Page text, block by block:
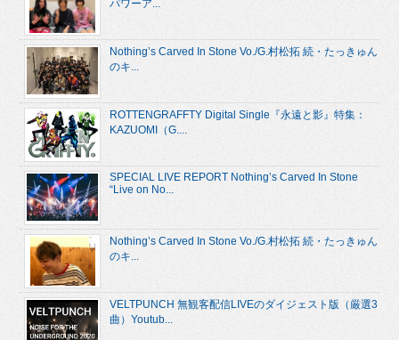
パワーア...
Nothing’s Carved In Stone Vo./G.村松拓 続・たっきゅん
のキ...
ROTTENGRAFFTY Digital Single『永遠と影』特集：
KAZUOMI（G....
SPECIAL LIVE REPORT Nothing’s Carved In Stone
“Live on No...
Nothing’s Carved In Stone Vo./G.村松拓 続・たっきゅん
のキ...
VELTPUNCH 無観客配信LIVEのダイジェスト版（厳選3
曲）Youtub...